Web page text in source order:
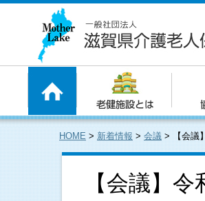
HOME>新着情報>会議>【会議
【会議】